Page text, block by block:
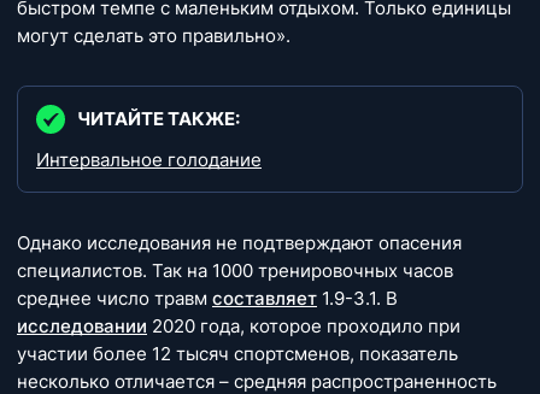
быстром темпе с маленьким отдыхом. Только единицы
могут сделать это правильно».
ЧИТАЙТЕ ТАКЖЕ:
Интервальное голодание
Однако исследования не подтверждают опасения
специалистов. Так на 1000 тренировочных часов
среднее число травм составляет 1.9-3.1. В
исследовании 2020 года, которое проходило при
участии более 12 тысяч спортсменов, показатель
несколько отличается – средняя распространенность